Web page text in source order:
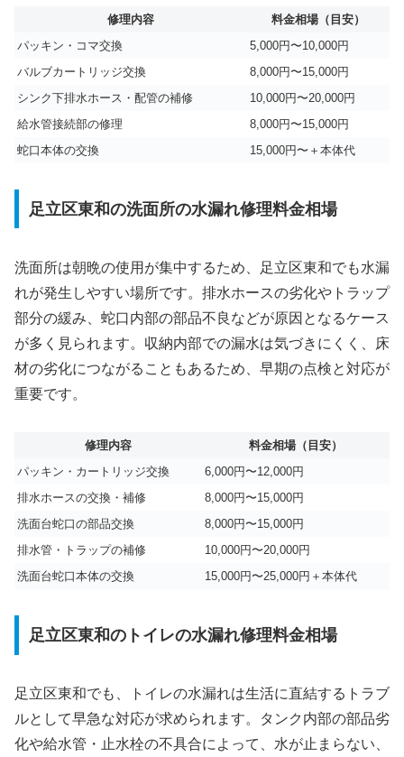
修理内容
料金相場（目安）
パッキン・コマ交換
5,000円〜10,000円
バルブカートリッジ交換
8,000円〜15,000円
シンク下排水ホース・配管の補修
10,000円〜20,000円
給水管接続部の修理
8,000円〜15,000円
蛇口本体の交換
15,000円〜＋本体代
足立区東和の洗面所の水漏れ修理料金相場
洗面所は朝晩の使用が集中するため、足立区東和でも水漏
れが発生しやすい場所です。排水ホースの劣化やトラップ
部分の緩み、蛇口内部の部品不良などが原因となるケース
が多く見られます。収納内部での漏水は気づきにくく、床
材の劣化につながることもあるため、早期の点検と対応が
重要です。
修理内容
料金相場（目安）
パッキン・カートリッジ交換
6,000円〜12,000円
排水ホースの交換・補修
8,000円〜15,000円
洗面台蛇口の部品交換
8,000円〜15,000円
排水管・トラップの補修
10,000円〜20,000円
洗面台蛇口本体の交換
15,000円〜25,000円＋本体代
足立区東和のトイレの水漏れ修理料金相場
足立区東和でも、トイレの水漏れは生活に直結するトラブ
ルとして早急な対応が求められます。タンク内部の部品劣
化や給水管・止水栓の不具合によって、水が止まらない、